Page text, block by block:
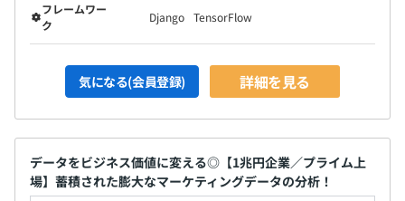
フレームワー
ク
Django TensorFlow
気になる(会員登録) 詳細を見る
データをビジネス価値に変える◎【1兆円企業／プライム上
場】蓄積された膨大なマーケティングデータの分析！